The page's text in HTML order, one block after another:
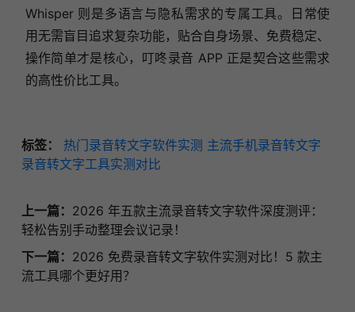
Whisper 则是多语言与隐私需求的专属工具。日常使
用无需盲目追求复杂功能，贴合自身场景、免费稳定、
操作简单才是核心，叮咚录音 APP 正是契合这些需求
的高性价比工具。
标签： 热门录音转文字软件实测 主流手机录音转文字
录音转文字工具实测对比
上一篇： 2026 年五款主流录音转文字软件深度测评：
轻松告别手动整理会议记录！
下一篇： 2026 免费录音转文字软件实测对比！5 款主
流工具哪个更好用？